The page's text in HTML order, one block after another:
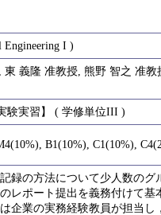
Engineering I )
義隆 准教授, 熊野 智之 准
験実習】 ( 学修単位III )
B1(10%), C1(10%),
録の方法について少人数のグ
レポート提出を義務付けて基
企業の実務経験教員が担当し